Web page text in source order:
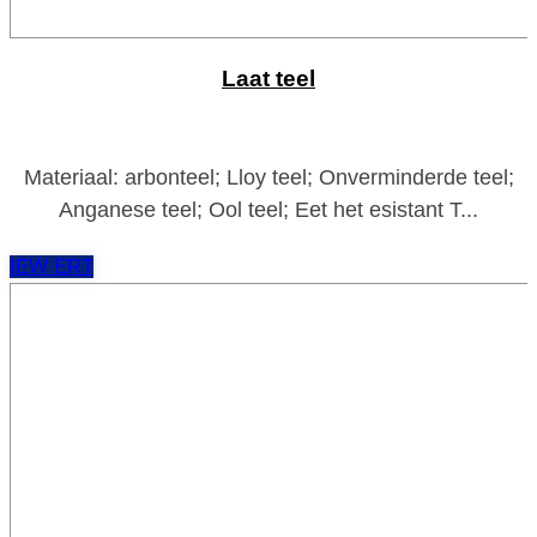
Laat teel
Materiaal: arbonteel; Lloy teel; Onverminderde teel;
Anganese teel; Ool teel; Eet het esistant T...
IEW ERT